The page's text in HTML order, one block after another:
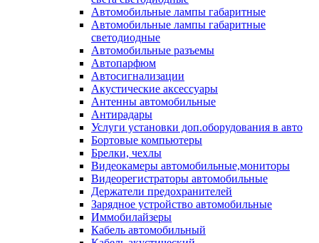
Автомобильные лампы габаритные
Автомобильные лампы габаритные
светодиодные
Автомобильные разъемы
Автопарфюм
Автосигнализации
Акустические аксессуары
Антенны автомобильные
Антирадары
Услуги установки доп.оборудования в авто
Бортовые компьютеры
Брелки, чехлы
Видеокамеры автомобильные,мониторы
Видеорегистраторы автомобильные
Держатели предохранителей
Зарядное устройство автомобильные
Иммобилайзеры
Кабель автомобильный